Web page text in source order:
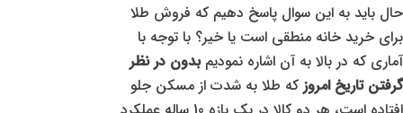
حال باید به این سوال پاسخ دهیم که فروش طلا
برای خرید خانه منطقی است یا خیر؟ با توجه با
آماری که در بالا به آن اشاره نمودیمبدون در نظر
گرفتن تاریخ امروز که طلا به شدت از مسکن جلو